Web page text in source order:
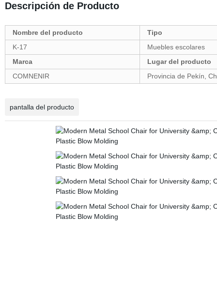
Descripción de Producto
Nombre del producto
Tipo
K-17
Muebles escolares
Marca
Lugar del producto
COMNENIR
Provincia de Pekín,
pantalla del producto